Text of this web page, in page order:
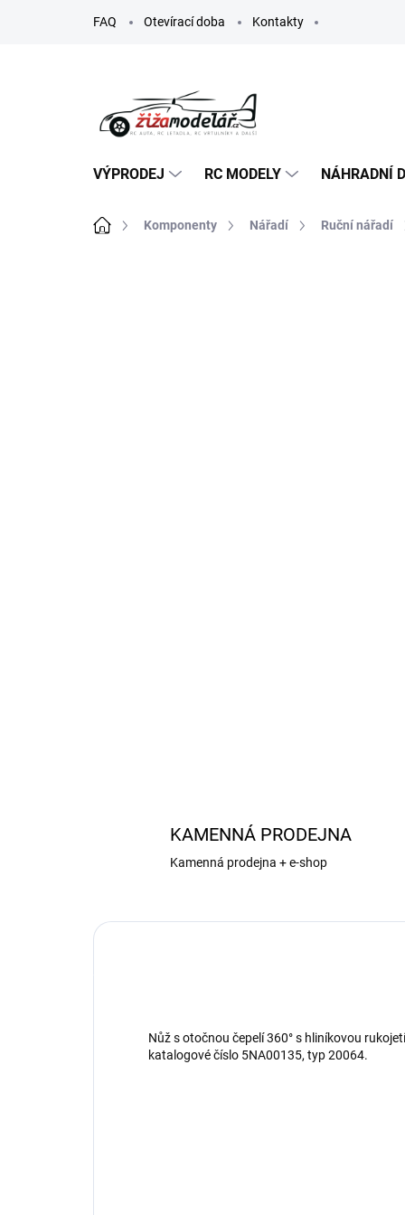
FAQ Otevírací doba Kontakty
VÝPRODEJ RC MODELY NÁHRADNÍ
Domů Komponenty Nářadí Ruční nářadí
KAMENNÁ PRODEJNA
Kamenná prodejna + e-shop
Nůž s otočnou čepelí 360° s hliníkovou
katalogové číslo 5NA00135, typ 20064.